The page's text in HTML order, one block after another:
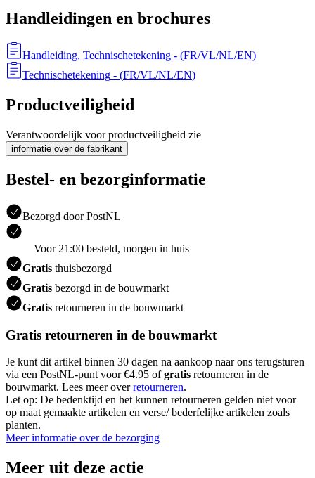
Handleidingen en brochures
Handleiding, Technischetekening - (FR/VL/NL/EN)
Technischetekening - (FR/VL/NL/EN)
Productveiligheid
Verantwoordelijk voor productveiligheid zie
informatie over de fabrikant
Bestel- en bezorginformatie
Bezorgd door PostNL
Voor 21:00 besteld, morgen in huis
Gratis thuisbezorgd
Gratis bezorgd in de bouwmarkt
Gratis retourneren in de bouwmarkt
Gratis retourneren in de bouwmarkt
Je kunt dit artikel binnen 30 dagen na aankoop naar ons terugsturen
via een PostNL-punt voor €4.95 ofgratis retourneren in de
bouwmarkt. Lees meer overretourneren.
Let op: De bedenktijd en het kunnen retourneren gelden niet voor
op maat gemaakte artikelen en verse/ bederfelijke artikelen zoals
planten.
Meer informatie over de bezorging
Meer uit deze actie